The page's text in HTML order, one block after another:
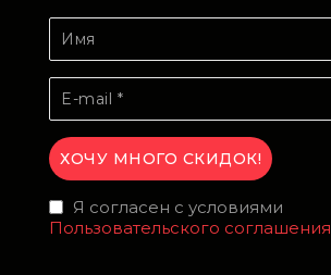
Я согласен с условиями
Пользовательского соглашения